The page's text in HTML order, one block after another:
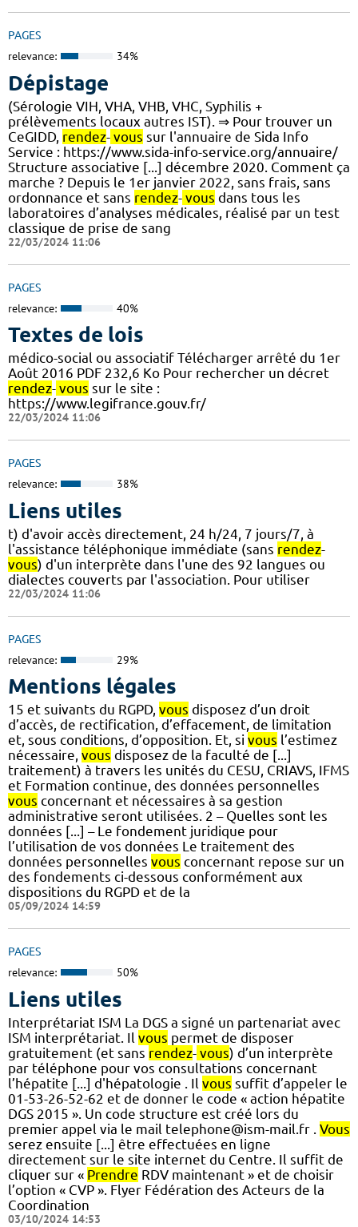
PAGES
relevance: 34%
Dépistage
(Sérologie VIH, VHA, VHB, VHC, Syphilis +
prélèvements locaux autres IST). ⇒ Pour trouver un
CeGIDD, rendez- vous sur l'annuaire de Sida Info
Service : https://www.sida-info-service.org/annuaire/
Structure associative [...] décembre 2020. Comment ça
marche ? Depuis le 1er janvier 2022, sans frais, sans
ordonnance et sans rendez- vous dans tous les
laboratoires d’analyses médicales, réalisé par un test
classique de prise de sang
22/03/2024 11:06
PAGES
relevance: 40%
Textes de lois
médico-social ou associatif Télécharger arrêté du 1er
Août 2016 PDF 232,6 Ko Pour rechercher un décret
rendez- vous sur le site :
https://www.legifrance.gouv.fr/
22/03/2024 11:06
PAGES
relevance: 38%
Liens utiles
t) d'avoir accès directement, 24 h/24, 7 jours/7, à
l'assistance téléphonique immédiate (sans rendez-
vous) d'un interprète dans l'une des 92 langues ou
dialectes couverts par l'association. Pour utiliser
22/03/2024 11:06
PAGES
relevance: 29%
Mentions légales
15 et suivants du RGPD, vous disposez d’un droit
d’accès, de rectification, d’effacement, de limitation
et, sous conditions, d’opposition. Et, si vous l’estimez
nécessaire, vous disposez de la faculté de [...]
traitement) à travers les unités du CESU, CRIAVS, IFMS
et Formation continue, des données personnelles
vous concernant et nécessaires à sa gestion
administrative seront utilisées. 2 – Quelles sont les
données [...] – Le fondement juridique pour
l’utilisation de vos données Le traitement des
données personnelles vous concernant repose sur un
des fondements ci-dessous conformément aux
dispositions du RGPD et de la
05/09/2024 14:59
PAGES
relevance: 50%
Liens utiles
Interprétariat ISM La DGS a signé un partenariat avec
ISM interprétariat. Il vous permet de disposer
gratuitement (et sans rendez- vous) d’un interprète
par téléphone pour vos consultations concernant
l’hépatite [...] d'hépatologie . Il vous suffit d’appeler le
01-53-26-52-62 et de donner le code « action hépatite
DGS 2015 ». Un code structure est créé lors du
premier appel via le mail telephone@ism-mail.fr . Vous
serez ensuite [...] être effectuées en ligne
directement sur le site internet du Centre. Il suffit de
cliquer sur « Prendre RDV maintenant » et de choisir
l’option « CVP ». Flyer Fédération des Acteurs de la
Coordination
03/10/2024 14:53